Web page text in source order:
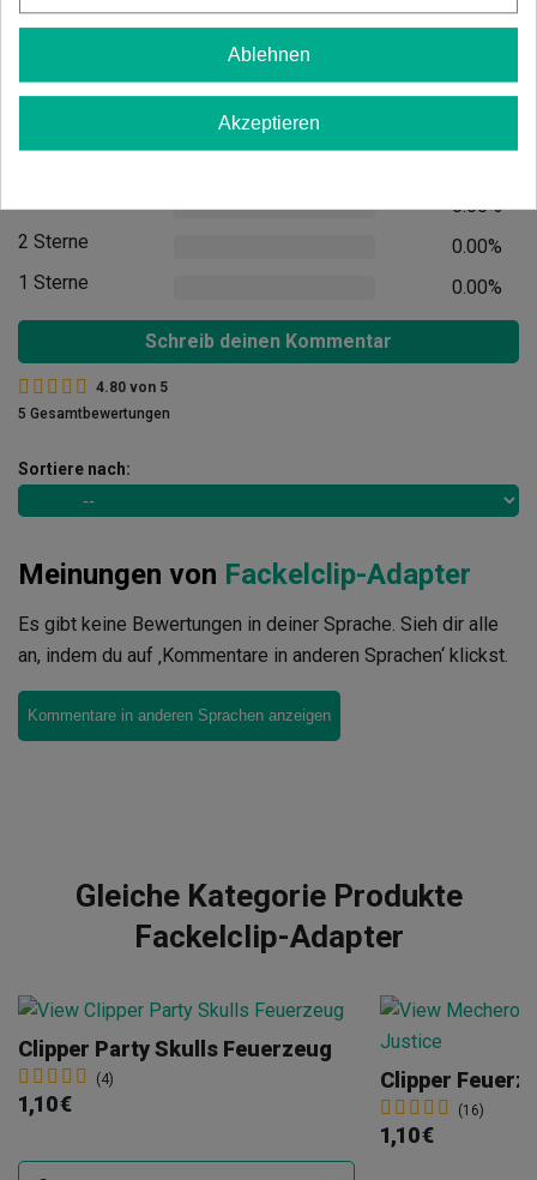
Kundenbewertungen
0.00%
2 Sterne
0.00%
1 Sterne
0.00%
Schreib deinen Kommentar
4.80 von 5
5 Gesamtbewertungen
Sortiere nach:
Meinungen von Fackelclip-Adapter
Es gibt keine Bewertungen in deiner Sprache. Sieh dir alle
an, indem du auf ‚Kommentare in anderen Sprachen‘ klickst.
Kommentare in anderen Sprachen anzeigen
Gleiche Kategorie Produkte
Fackelclip-Adapter
Clipper Party Skulls Feuerzeug
(4)
1,10 € (16)
1,10 €
Ablehnen
Akzeptieren